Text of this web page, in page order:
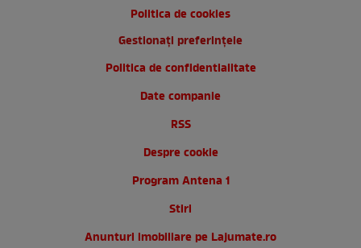
Politica de cookies
Gestionați preferințele
Politica de confidentialitate
Date companie
RSS
Despre cookie
Program Antena 1
Stiri
Anunturi imobiliare pe Lajumate.ro